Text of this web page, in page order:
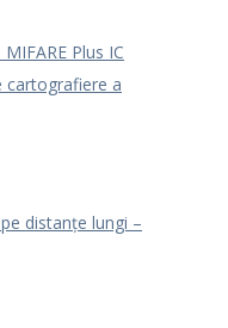
Plus IC
cartografiere a
distanțe lungi –